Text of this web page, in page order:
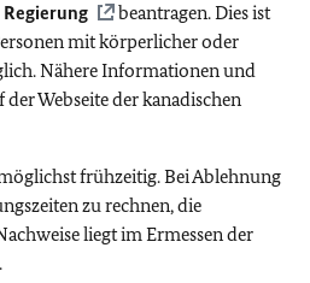
beantragen. Dies ist
mit körperlicher oder
Nähere Informationen und
Webseite der kanadischen
frühzeitig. Bei Ablehnung
zu rechnen, die
liegt im Ermessen der